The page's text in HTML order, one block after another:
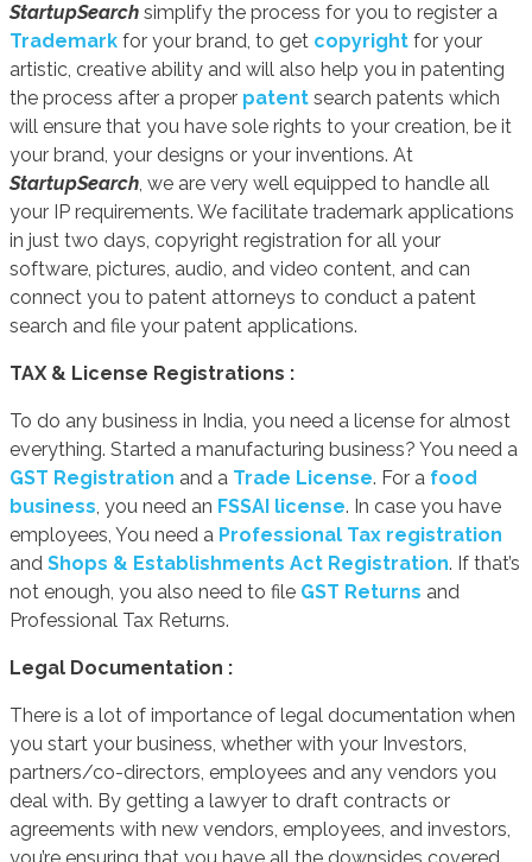
StartupSearch simplify the process for you to register a
Trademark for your brand, to get copyright for your
artistic, creative ability and will also help you in patenting
the process after a proper patent search patents which
will ensure that you have sole rights to your creation, be it
your brand, your designs or your inventions. At
StartupSearch, we are very well equipped to handle all
your IP requirements. We facilitate trademark applications
in just two days, copyright registration for all your
software, pictures, audio, and video content, and can
connect you to patent attorneys to conduct a patent
search and file your patent applications.
TAX & License Registrations :
To do any business in India, you need a license for almost
everything. Started a manufacturing business? You need a
GST Registration and a Trade License. For a food
business, you need an FSSAI license. In case you have
employees, You need a Professional Tax registration
and Shops & Establishments Act Registration. If that’s
not enough, you also need to file GST Returns and
Professional Tax Returns.
Legal Documentation :
There is a lot of importance of legal documentation when
you start your business, whether with your Investors,
partners/co-directors, employees and any vendors you
deal with. By getting a lawyer to draft contracts or
agreements with new vendors, employees, and investors,